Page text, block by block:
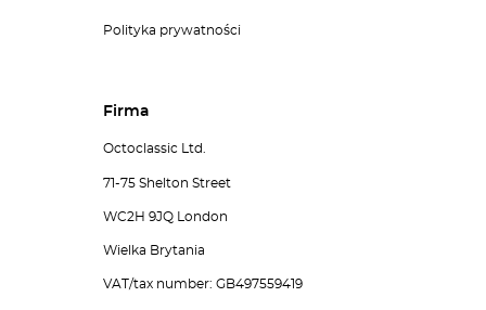
Polityka prywatności
Firma
Octoclassic Ltd.
71-75 Shelton Street
WC2H 9JQ London
Wielka Brytania
VAT/tax number: GB497559419